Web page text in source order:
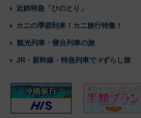
近鉄特急「ひのとり」
カニの季節到来！カニ旅行特集！
観光列車・寝台列車の旅
JR・新幹線・特急列車で #ずらし旅